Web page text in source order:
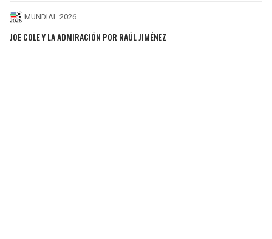
MUNDIAL 2026
JOE COLE Y LA ADMIRACIÓN POR RAÚL JIMÉNEZ